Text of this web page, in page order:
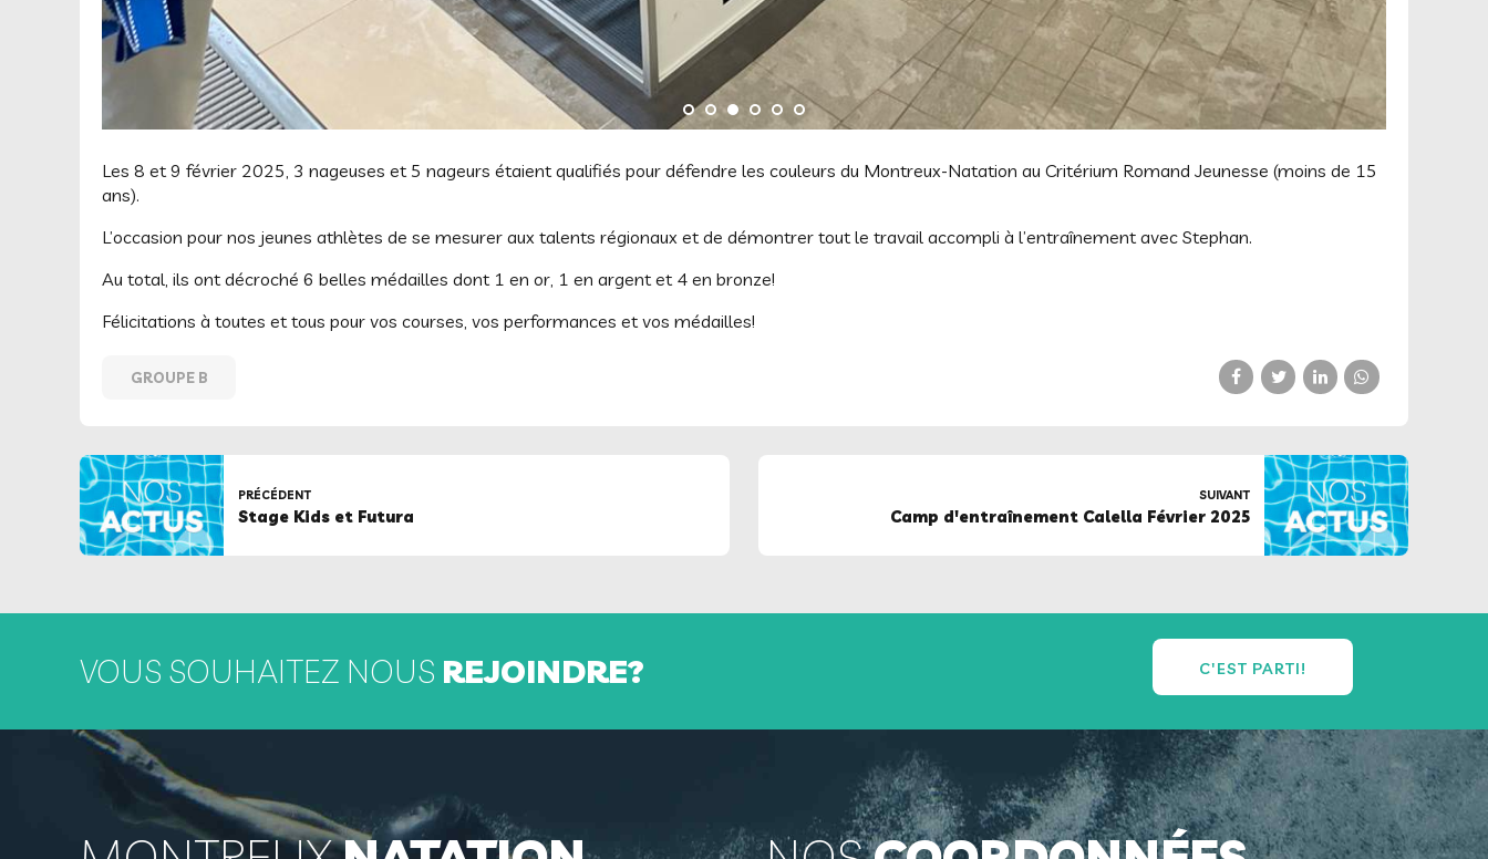
Les 8 et 9 février 2025, 3 nageuses et 5 nageurs étaient qualifiés pour défendre les couleurs du Montreux-Natation au Critérium Romand Jeunesse (moins de 15
ans).
L’occasion pour nos jeunes athlètes de se mesurer aux talents régionaux et de démontrer tout le travail accompli à l’entraînement avec Stephan.
Au total, ils ont décroché 6 belles médailles dont 1 en or, 1 en argent et 4 en bronze!
Félicitations à toutes et tous pour vos courses, vos performances et vos médailles!
GROUPE B
PRÉCÉDENT
Stage Kids et Futura
SUIVANT
Camp d'entraînement Calella Février 2025
VOUS SOUHAITEZ NOUS REJOINDRE? C'EST PARTI!